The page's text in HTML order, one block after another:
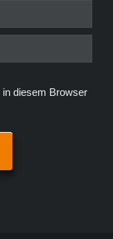
diesem Browser